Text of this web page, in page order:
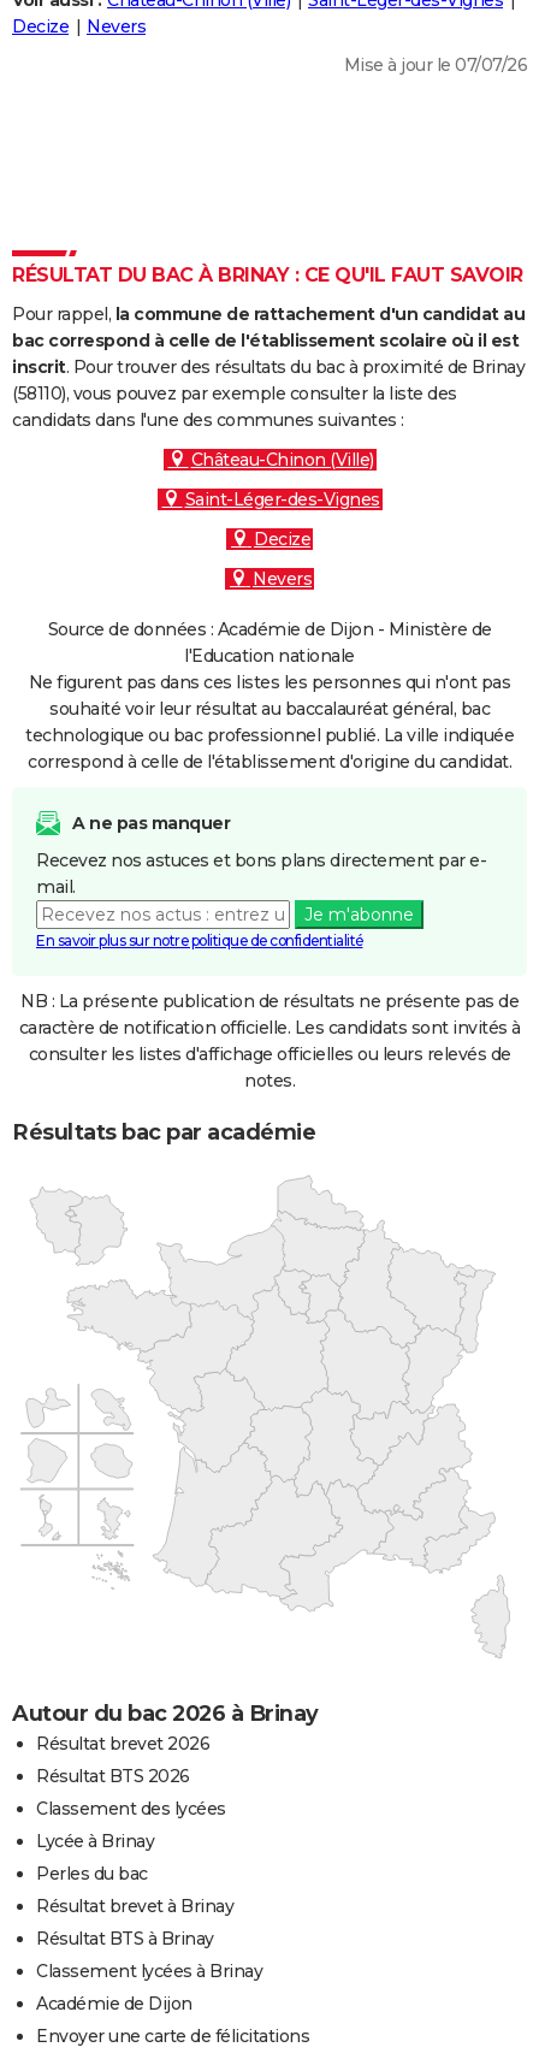
Destinations
City break
Voyage nature
Voyage de noces
Forum
Climat
+
PHOTO
Dictionnaire
Biographies
Citations
Expressions
Proverbes
PROGRAMME TV
COPAINS D'AVANT
S'inscrire
Se connecter
Lycées
Collèges
Primaires
Universités
Entreprises
Service militaire
Avis de recherche
AVIS DE DÉCÈS
FORUM
Decize
Nevers
Mise à jour le 07/07/26
RÉSULTAT DU BAC À BRINAY : CE QU'IL FAUT SAVOIR
Pour rappel, la commune de rattachement d'un candidat au
bac correspond à celle de l'établissement scolaire où il est
inscrit. Pour trouver des résultats du bac à proximité de Brinay
(58110), vous pouvez par exemple consulter la liste des
candidats dans l'une des communes suivantes :
Château-Chinon (Ville)
Saint-Léger-des-Vignes
Decize
Nevers
Source de données : Académie de Dijon - Ministère de
l'Education nationale
Ne figurent pas dans ces listes les personnes qui n'ont pas
souhaité voir leur résultat au baccalauréat général, bac
technologique ou bac professionnel publié. La ville indiquée
correspond à celle de l'établissement d'origine du candidat.
A ne pas manquer
Recevez nos astuces et bons plans directement par e-
mail.
Je m'abonne
En savoir plus sur notre politique de confidentialité
NB : La présente publication de résultats ne présente pas de
caractère de notification officielle. Les candidats sont invités à
consulter les listes d'affichage officielles ou leurs relevés de
notes.
Résultats bac par académie
Autour du bac 2026 à Brinay
Résultat brevet 2026
Résultat BTS 2026
Classement des lycées
Lycée à Brinay
Perles du bac
Résultat brevet à Brinay
Résultat BTS à Brinay
Classement lycées à Brinay
Académie de Dijon
Envoyer une carte de félicitations